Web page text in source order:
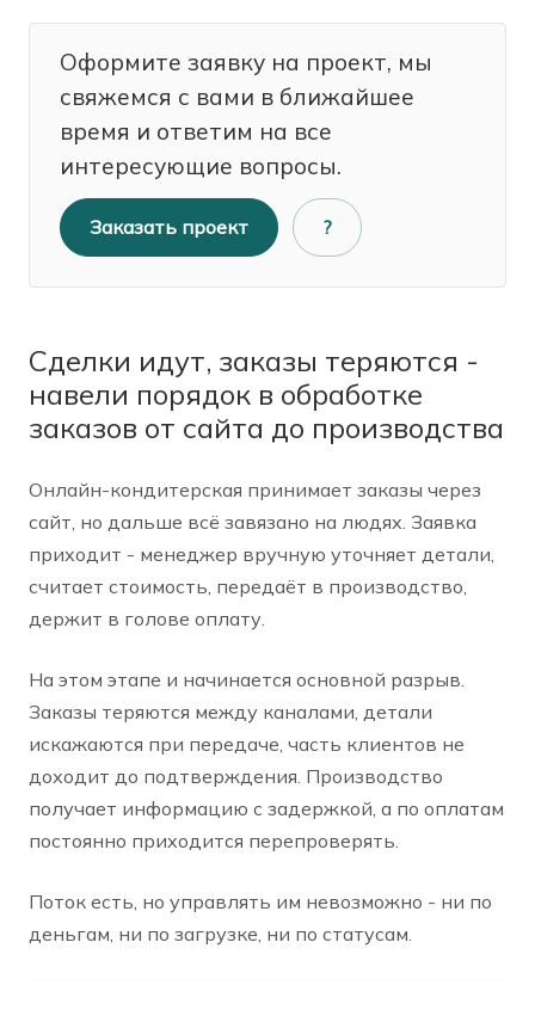
Оформите заявку на проект, мы
свяжемся с вами в ближайшее
время и ответим на все
интересующие вопросы.
Заказать проект ?
Сделки идут, заказы теряются -
навели порядок в обработке
заказов от сайта до производства
Онлайн-кондитерская принимает заказы через
сайт, но дальше всё завязано на людях. Заявка
приходит - менеджер вручную уточняет детали,
считает стоимость, передаёт в производство,
держит в голове оплату.
На этом этапе и начинается основной разрыв.
Заказы теряются между каналами, детали
искажаются при передаче, часть клиентов не
доходит до подтверждения. Производство
получает информацию с задержкой, а по оплатам
постоянно приходится перепроверять.
Поток есть, но управлять им невозможно - ни по
деньгам, ни по загрузке, ни по статусам.